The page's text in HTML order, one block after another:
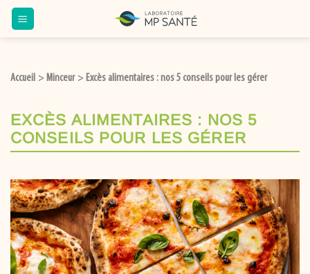
Accueil > Minceur > Excès alimentaires : nos 5 conseils pour les gérer
EXCÈS ALIMENTAIRES : NOS 5
CONSEILS POUR LES GÉRER